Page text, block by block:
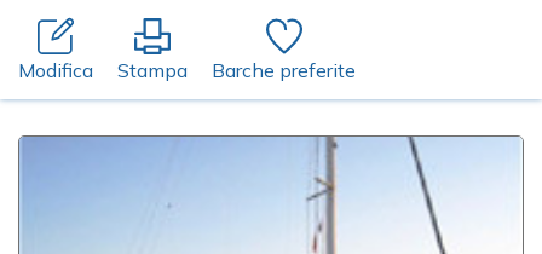
Modifica Stampa Barche preferite